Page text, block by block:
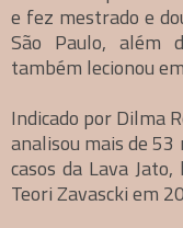
e fez mestrado e
São Paulo, além
também lecionou
Indicado por Dilma
analisou mais de 53
casos da Lava
Teori Zavascki em